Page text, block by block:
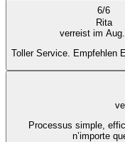
6/6
Rita
verreist im
Toller Service. Empfehlen
Processus simple,
n’importe